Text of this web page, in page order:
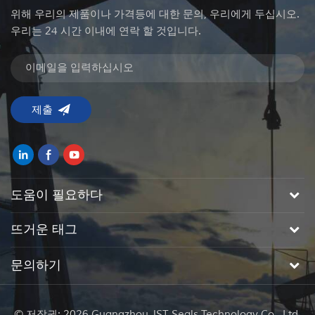
위해 우리의 제품이나 가격등에 대한 문의, 우리에게 두십시오.
우리는 24 시간 이내에 연락 할 것입니다.
도움이 필요하다
뜨거운 태그
문의하기